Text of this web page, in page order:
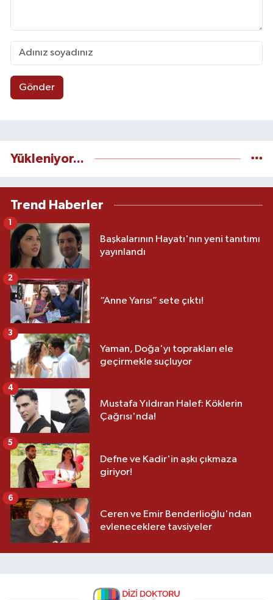
Gönder
Yükleniyor...
Trend Haberler
Başkalarının Hayatı'nın yeni tanıtımı
yayınlandı
“Anne Yarısı” sete çıktı!
2
Yaman, Doğa'yı toprakları ele
geçirmekle suçluyor
3
Mustafa Yıldıran Halef: Köklerin
Çağrısı'nda!
4
Defne ve Kadir'in aşkı çıkmaza
giriyor!
5
Ceren ve Emir Benderlioğlu'ndan
evleneceklere tavsiyeler
6